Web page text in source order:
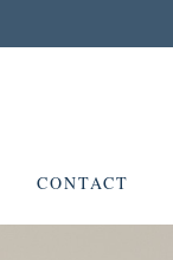
CONTACT